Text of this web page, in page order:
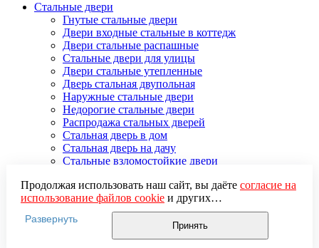
Стальные двери
Гнутые стальные двери
Двери входные стальные в коттедж
Двери стальные распашные
Стальные двери для улицы
Двери стальные утепленные
Дверь стальная двупольная
Наружные стальные двери
Недорогие стальные двери
Распродажа стальных дверей
Стальная дверь в дом
Стальная дверь на дачу
Стальные взломостойкие двери
Стальные двери в подъезд
Стальные двери внутреннего открывания
Стальные двери массив
Стальные двери мдф
Стальные двери с зеркалом
Продолжая использовать наш сайт, вы даёте согласие на
использование файлов cookieи других
пользовательских данных (включая IP-адрес, сведения о
местоположении, устройстве, действиях на сайте и т. п.)
для функционирования сайта, проведения
Развернуть
Принять